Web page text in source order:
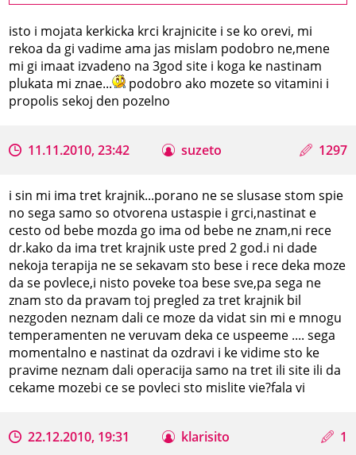
isto i mojata kerkicka krci krajnicite i se ko orevi, mi
rekoa da gi vadime ama jas mislam podobro ne,mene
mi gi imaat izvadeno na 3god site i koga ke nastinam
plukata mi znae...
podobro ako mozete so vitamini i
propolis sekoj den pozelno
11.11.2010, 23:42 suzeto 1297
i sin mi ima tret krajnik...porano ne se slusase stom spie
no sega samo so otvorena ustaspie i grci,nastinat e
cesto od bebe mozda go ima od bebe ne znam,ni rece
dr.kako da ima tret krajnik uste pred 2 god.i ni dade
nekoja terapija ne se sekavam sto bese i rece deka moze
da se povlece,i nisto poveke toa bese sve,pa sega ne
znam sto da pravam toj pregled za tret krajnik bil
nezgoden neznam dali ce moze da vidat sin mi e mnogu
temperamenten ne veruvam deka ce uspeeme .... sega
momentalno e nastinat da ozdravi i ke vidime sto ke
pravime neznam dali operacija samo na tret ili site ili da
cekame mozebi ce se povleci sto mislite vie?fala vi
22.12.2010, 19:31 klarisito 1